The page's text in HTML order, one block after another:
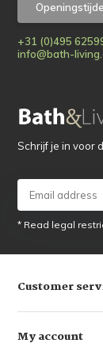
+31 (0)495
info@bath-
Schrijf je in voor
* Read legal
Customer
My account